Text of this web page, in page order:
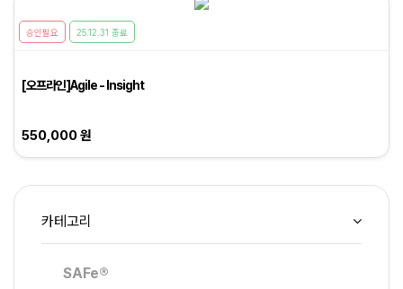
승인필요 25.12.31 종료
[오프라인]Agile - Insight
550,000 원
카테고리
SAFe®